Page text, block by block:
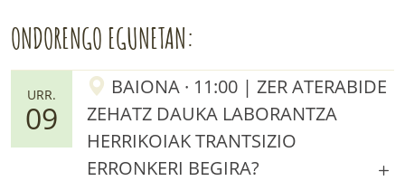
ONDORENGO EGUNETAN:
URR.
09
BAIONA · 11:00 | ZER ATERABIDE
ZEHATZ DAUKA LABORANTZA
HERRIKOIAK TRANTSIZIO
ERRONKERI BEGIRA?